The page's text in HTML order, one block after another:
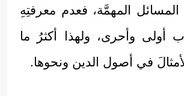
المهمَّة، فعدم معرفتِهِ
أولى وأحرى، ولهذا أكثرُ ما
في أصول الدين ونحوها.